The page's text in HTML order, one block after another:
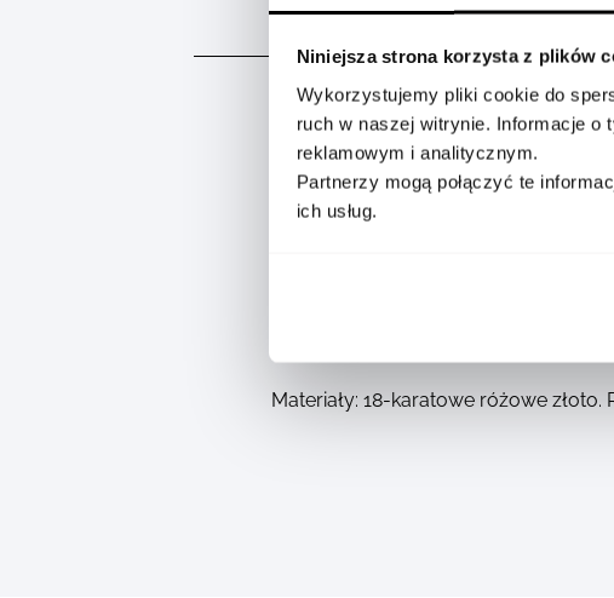
Niniejsza strona korzysta z plików
Wykorzystujemy pliki cookie do
ruch w naszej witrynie. Informacje o
reklamowym i analitycznym.
Partnerzy mogą połączyć te
ich usług.
OPIS
Głęboko symboliczna kolekcja
formach. Biżuteria Pomellato
Materiały: 18-karatowe różowe złoto.